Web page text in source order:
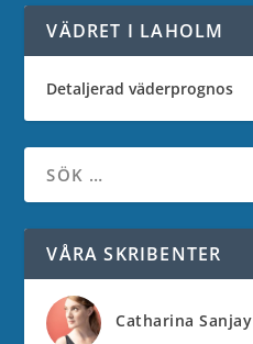
VÄDRET I LAHOLM
Detaljerad väderprognos
VÅRA SKRIBENTER
Catharina Sanjay